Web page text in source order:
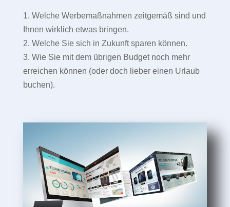
1. Welche Werbemaßnahmen zeitgemäß sind und
Ihnen wirklich etwas bringen.
2. Welche Sie sich in Zukunft sparen können.
3. Wie Sie mit dem übrigen Budget noch mehr
erreichen können (oder doch lieber einen Urlaub
buchen).